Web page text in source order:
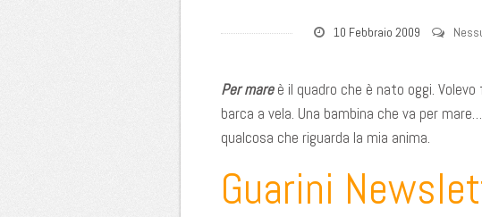
10 Febbraio 2009
Per mareè il quadro che è nato oggi.
barca a vela. Una bambina che va per
qualcosa che riguarda la mia anima.
Guarini